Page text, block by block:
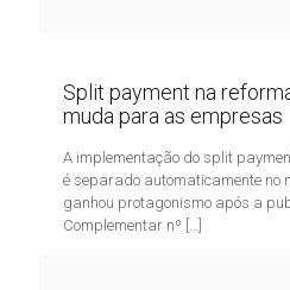
Split payment na
muda para as empresas
A implementação do split
é separado automaticamente no
ganhou protagonismo após a
Complementar nº […]